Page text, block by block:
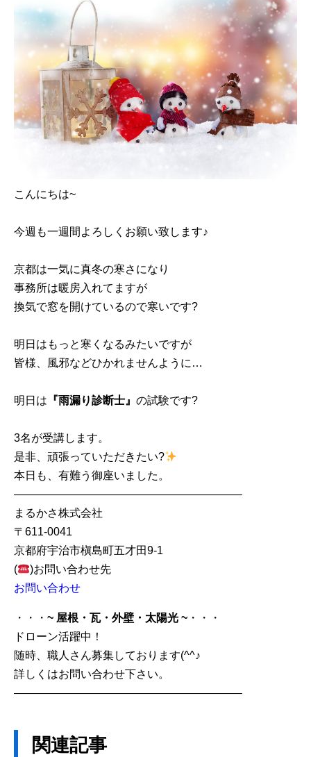
こんにちは~
今週も一週間よろしくお願い致します♪
京都は一気に真冬の寒さになり
事務所は暖房入れてますが
換気で窓を開けているので寒いです?
明日はもっと寒くなるみたいですが
皆様、風邪などひかれませんように…
明日は 『雨漏り診断士』 の試験です?
3名が受講します。
是非、頑張っていただきたい?
本日も、有難う御座いました。
————————————————————–
まるかさ株式会社
〒611-0041
京都府宇治市槇島町五才田9-1
(
)お問い合わせ先
お問い合わせ
・・・ ~ 屋根・瓦・外壁・太陽光 ~ ・・・
ドローン活躍中！
随時、職人さん募集しております(^^♪
詳しくはお問い合わせ下さい。
————————————————————–
関連記事